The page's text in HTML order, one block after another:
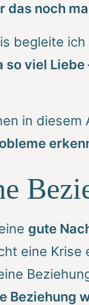
das noch
begleite
so viel
in diesem
gute
eine
Beziehung